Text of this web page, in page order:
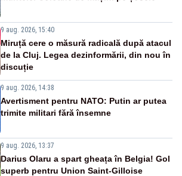
9 aug. 2026, 15:40
Miruță cere o măsură radicală după atacul
de la Cluj. Legea dezinformării, din nou în
discuție
9 aug. 2026, 14:38
Avertisment pentru NATO: Putin ar putea
trimite militari fără însemne
9 aug. 2026, 13:37
Darius Olaru a spart gheața în Belgia! Gol
superb pentru Union Saint-Gilloise